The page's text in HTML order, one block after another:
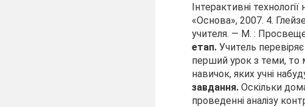
Інтерактивні
«Основа», 2007. 4.
учителя. — М. :
етап. Учитель
перший урок з теми, то
навичок, яких учні
завдання. Оскільки
проведенні аналізу